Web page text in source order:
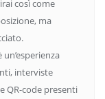
così come
ma
interviste
QR-code presenti